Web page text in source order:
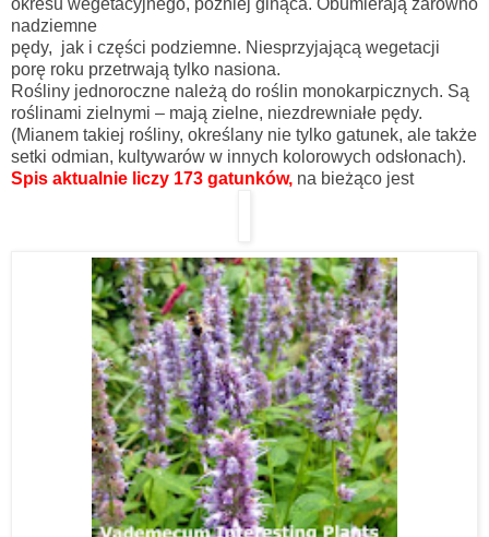
nadziemne
pędy, jak i części podziemne. Niesprzyjającą wegetacji
porę roku przetrwają tylko nasiona.
Rośliny jednoroczne należą do roślin monokarpicznych. Są
roślinami zielnymi – mają zielne, niezdrewniałe pędy.
(Mianem takiej rośliny, określany nie tylko gatunek, ale także
setki odmian, kultywarów w innych kolorowych odsłonach).
Spis aktualnie liczy 173 gatun ków, na bieżąco jest